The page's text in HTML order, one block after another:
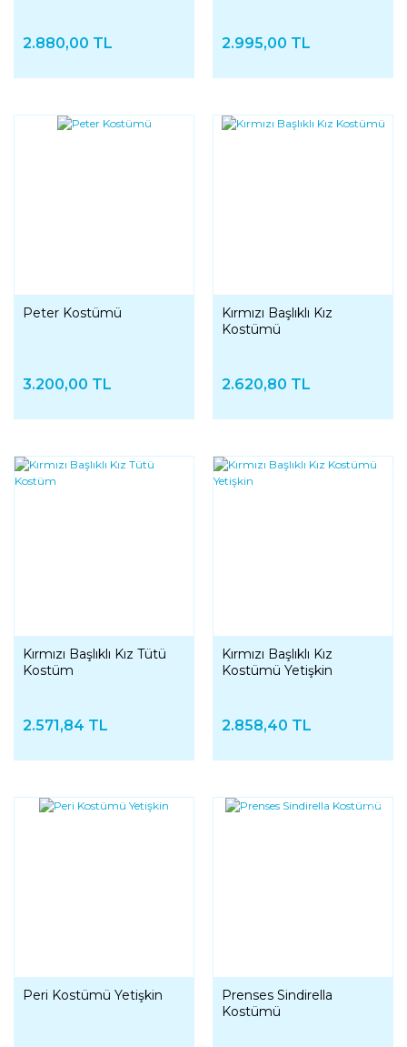
2.880,00 TL 2.995,00 TL
Peter Kostümü
3.200,00 TL
Kırmızı Başlıklı Kız
Kostümü
2.620,80 TL
Kırmızı Başlıklı Kız Tütü
Kostüm
2.571,84 TL
Kırmızı Başlıklı Kız
Kostümü Yetişkin
2.858,40 TL
Peri Kostümü Yetişkin
YENI
Prenses Sindirella
Kostümü